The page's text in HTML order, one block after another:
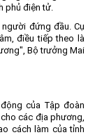
phủ điện tử.
đứng đầu. Cụ
điều tiếp theo là
Bộ trưởng Mai
của Tập đoàn
các địa phương,
cách làm của tỉnh